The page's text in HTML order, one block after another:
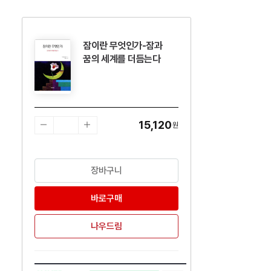
잠이란 무엇인가-잠과
꿈의 세계를 더듬는다
15,120원
장바구니
바로구매
나우드림